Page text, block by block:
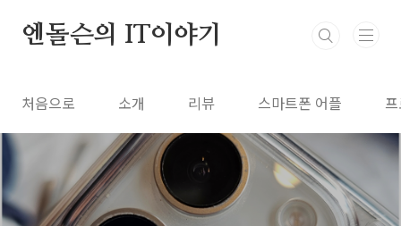
엔돌슨의 IT이야기
처음으로 소개 리뷰 스마트폰 어플